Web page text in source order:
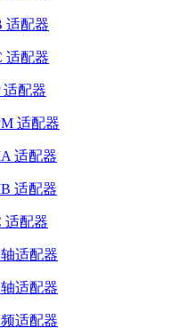
适配器
适配器
适配器
适配器
适配器
适配器
适配器
适配器
适配器
适配器